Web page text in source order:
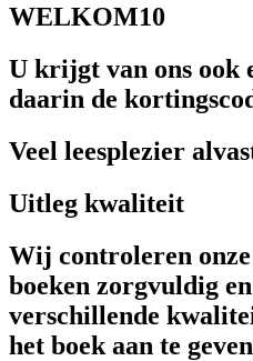
WELKOM10
U krijgt van ons ook
daarin de
Veel leesplezier
Uitleg kwaliteit
Wij controleren onze
boeken zorgvuldig
verschillende
het boek aan te